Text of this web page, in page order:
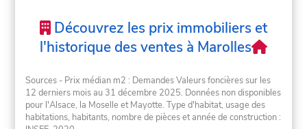
Découvrez les prix immobiliers et
l'historique des ventes à Marolles
Sources - Prix médian m2 : Demandes Valeurs foncières sur les
12 derniers mois au 31 décembre 2025. Données non disponibles
pour l'Alsace, la Moselle et Mayotte. Type d'habitat, usage des
habitations, habitants, nombre de pièces et année de construction :